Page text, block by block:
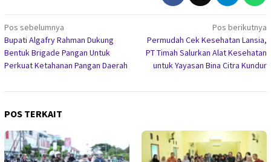
Navigasi
pos
Pos sebelumnya
Bupati Algafry Rahman Dukung
Bentuk Brigade Pangan Untuk
Perkuat Ketahanan Pangan Daerah
Pos berikutnya
Permudah Cek Kesehatan Lansia,
PT Timah Salurkan Alat Kesehatan
untuk Yayasan Bina Citra Kundur
POS TERKAIT